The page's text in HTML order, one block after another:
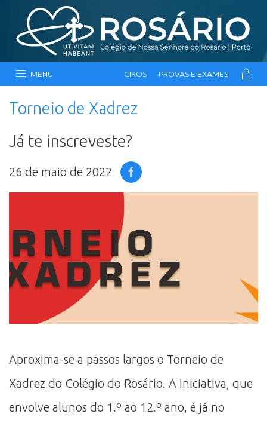
MENU CIROS PROVAS E EXAMES
Torneio de Xadrez
Já te inscreveste?
26 de maio de 2022
Aproxima-se a passos largos o Torneio de
Xadrez do Colégio do Rosário. A iniciativa, que
envolve alunos do 1.º ao 12.º ano, é já no